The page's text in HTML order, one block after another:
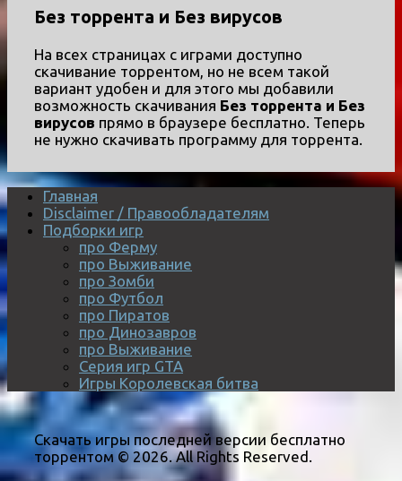
Без торрента и Без вирусов
На всех страницах с играми доступно
скачивание торрентом, но не всем такой
вариант удобен и для этого мы добавили
возможность скачивания Без торрента и Без
вирусов прямо в браузере бесплатно. Теперь
не нужно скачивать программу для торрента.
Главная
Disclaimer / Правообладателям
Подборки игр
про Ферму
про Выживание
про Зомби
про Футбол
про Пиратов
про Динозавров
про Выживание
Серия игр GTA
Игры Королевская битва
Скачать игры последней версии бесплатно
торрентом © 2026. All Rights Reserved.